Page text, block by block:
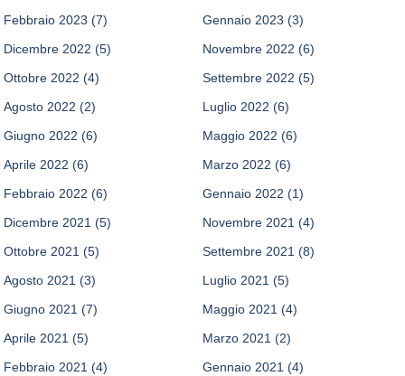
Febbraio 2023 (7) Gennaio 2023 (3)
Dicembre 2022 (5) Novembre 2022 (6)
Ottobre 2022 (4) Settembre 2022 (5)
Agosto 2022 (2) Luglio 2022 (6)
Giugno 2022 (6) Maggio 2022 (6)
Aprile 2022 (6) Marzo 2022 (6)
Febbraio 2022 (6) Gennaio 2022 (1)
Dicembre 2021 (5) Novembre 2021 (4)
Ottobre 2021 (5) Settembre 2021 (8)
Agosto 2021 (3) Luglio 2021 (5)
Giugno 2021 (7) Maggio 2021 (4)
Aprile 2021 (5) Marzo 2021 (2)
Febbraio 2021 (4) Gennaio 2021 (4)